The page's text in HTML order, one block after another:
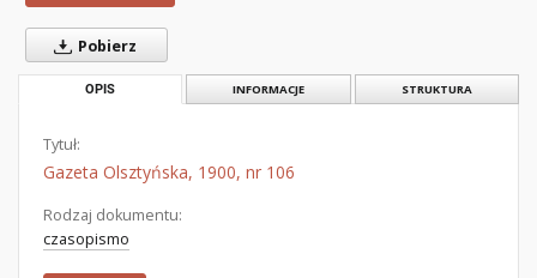
Pobierz
OPIS INFORMACJE STRUKTURA
Tytuł:
Gazeta Olsztyńska, 1900, nr 106
Rodzaj dokumentu:
czasopismo